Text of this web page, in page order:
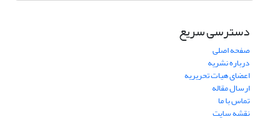
دسترسی سریع
صفحه اصلی
درباره نشریه
اعضای هیات تحریریه
ارسال مقاله
تماس با ما
نقشه سایت